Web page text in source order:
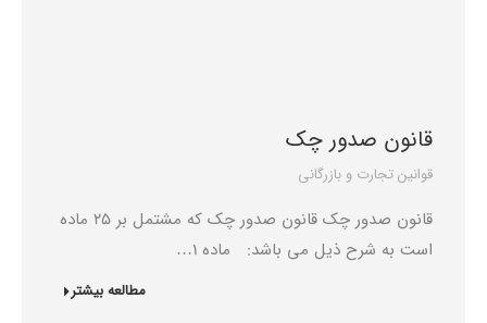
قانون صدور چک
قوانین تجارت و بازرگانی
قانون صدور چک قانون صدور چک که مشتمل بر 25 ماده
است به شرح ذیل می باشد: ماده 1…
مطالعه بیشتر